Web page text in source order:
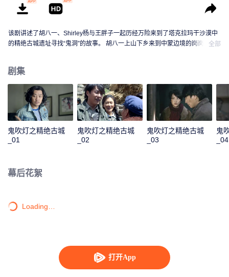
打开App
该剧讲述了胡八一、Shirley杨与王胖子一起历经万险来到了塔克拉玛干沙漠中
的精绝古城遗址寻找“鬼洞”的故事。 胡八一上山下乡来到中蒙边境的岗岗营
八一利用自己懂得的墓葬秘术逃得不死。复员后，胡八一和好友胖子一起加入
了一支前往新疆考古的考古队。一行人历经万险来到了塔克拉玛干沙漠中的精
绝古城遗址，进入了地下“鬼洞”。洞中机关重重、陷阱不断，这神秘的鬼洞似乎
在一位先知的掌控之中。
全部
剧集
鬼吹灯之精绝古城
_01
鬼吹灯之精绝古城
_02
鬼吹灯之精绝古城
_03
鬼
_04
幕后花絮
Loading…